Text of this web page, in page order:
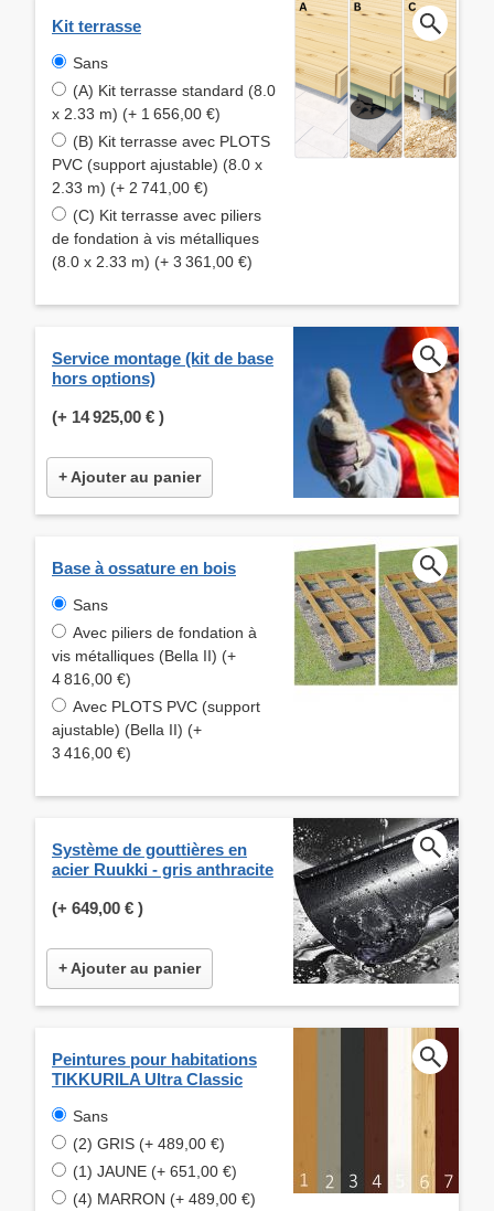
Kit terrasse
Sans
(A) Kit terrasse standard (8.0
x 2.33 m) (+ 1 656,00 €)
(B) Kit terrasse avec PLOTS
PVC (support ajustable) (8.0 x
2.33 m) (+ 2 741,00 €)
(C) Kit terrasse avec piliers
de fondation à vis métalliques
(8.0 x 2.33 m) (+ 3 361,00 €)
Service montage (kit de base
hors options)
(+ 14 925,00 € )
+ Ajouter au panier
Base à ossature en bois
Sans
Avec piliers de fondation à
vis métalliques (Bella II) (+
4 816,00 €)
Avec PLOTS PVC (support
ajustable) (Bella II) (+
3 416,00 €)
Système de gouttières en
acier Ruukki - gris anthracite
(+ 649,00 € )
+ Ajouter au panier
Peintures pour habitations
TIKKURILA Ultra Classic
Sans
(2) GRIS (+ 489,00 €)
(1) JAUNE (+ 651,00 €)
(4) MARRON (+ 489,00 €)